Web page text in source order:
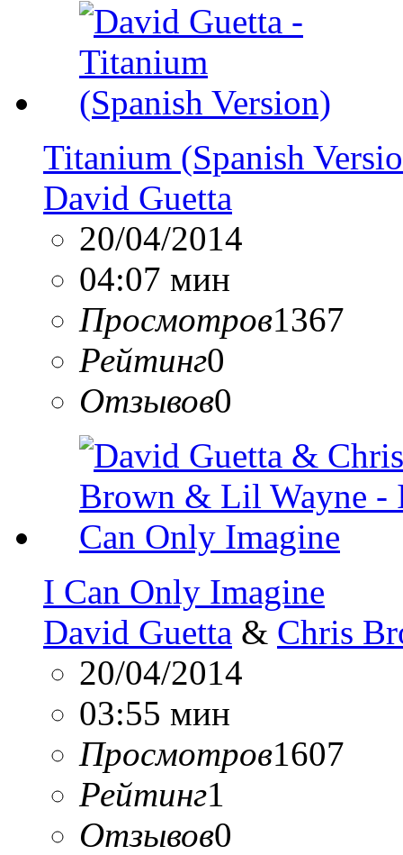
Titanium (Spanish
David Guetta
20/04/2014
04:07 мин
Просмотров1367
Рейтинг0
Отзывов0
I Can Only Imagine
David Guetta & Chris
20/04/2014
03:55 мин
Просмотров1607
Рейтинг1
Отзывов0